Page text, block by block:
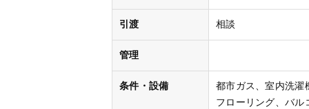
引渡 相談
管理
条件・設備 都市ガス
室内洗濯
フローリング
バル